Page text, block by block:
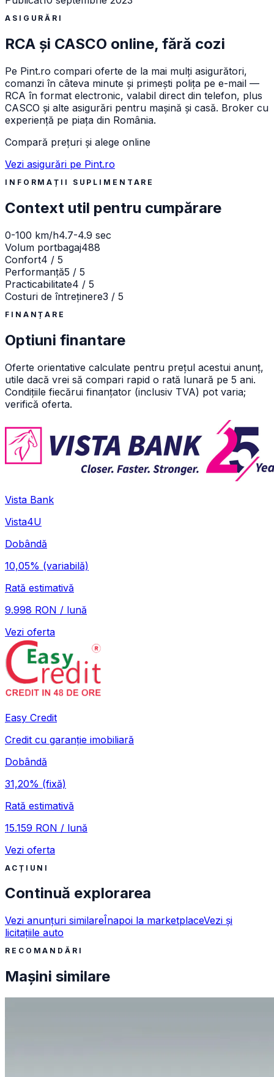
ASIGURĂRI
RCA și CASCO online, fără cozi
Pe Pint.ro compari oferte de la mai mulți asigurători,
comanzi în câteva minute și primești polița pe e-mail —
RCA în format electronic, valabil direct din telefon, plus
CASCO și alte asigurări pentru mașină și casă. Broker cu
experiență pe piața din România.
Compară prețuri și alege online
Vezi asigurări pe Pint.ro
INFORMAȚII SUPLIMENTARE
Context util pentru cumpărare
0-100 km/h4.7-4.9 sec
Volum portbagaj488
Confort4 / 5
Performanță5 / 5
Practicabilitate4 / 5
Costuri de întreținere3 / 5
FINANȚARE
Optiuni finantare
Oferte orientative calculate pentru prețul acestui anunț,
utile dacă vrei să compari rapid o rată lunară pe 5 ani.
Condițiile fiecărui finanțator (inclusiv TVA) pot varia;
verifică oferta.
Vista Bank
Vista4U
Dobândă
10,05% (variabilă)
Rată estimativă
9.998 RON / lună
Vezi oferta
Easy Credit
Credit cu garanție imobiliară
Dobândă
31,20% (fixă)
Rată estimativă
15.159 RON / lună
Vezi oferta
ACȚIUNI
Continuă explorarea
Vezi anunțuri similareÎnapoi la marketplaceVezi și
licitațiile auto
RECOMANDĂRI
Mașini similare